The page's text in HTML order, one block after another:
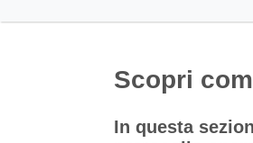
Scopri
Sottotitolo
In questa